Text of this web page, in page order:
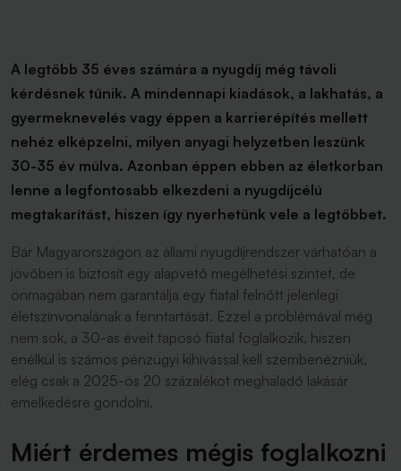
A legtöbb 35 éves számára a nyugdíj még távoli
kérdésnek tűnik. A mindennapi kiadások, a lakhatás, a
gyermeknevelés vagy éppen a karrierépítés mellett
nehéz elképzelni, milyen anyagi helyzetben leszünk
30-35 év múlva. Azonban éppen ebben az életkorban
lenne a legfontosabb elkezdeni a nyugdíjcélú
megtakarítást, hiszen így nyerhetünk vele a legtöbbet.
Bár Magyarországon az állami nyugdíjrendszer várhatóan a
jövőben is biztosít egy alapvető megélhetési szintet, de
önmagában nem garantálja egy fiatal felnőtt jelenlegi
életszínvonalának a fenntartását. Ezzel a problémával még
nem sok, a 30-as éveit taposó fiatal foglalkozik, hiszen
enélkül is számos pénzügyi kihívással kell szembenézniük,
elég csak a 2025-ös 20 százalékot meghaladó lakásár
emelkedésre gondolni.
Miért érdemes mégis foglalkozni